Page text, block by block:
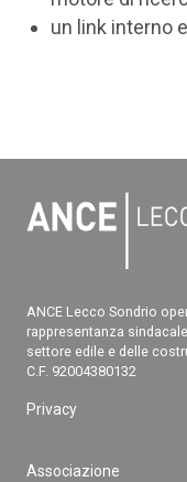
un link interno
ANCE Lecco Sondrio
rappresentanza
settore edile e delle
C.F. 92004380132
Privacy
Associazione